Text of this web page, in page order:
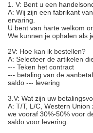
1. V: Bent u een
A: Wij zijn een fabrikant
ervaring.
U bent van harte welkom
We kunnen je ophalen als
2V: Hoe kan ik bestellen?
A: Selecteer de artikelen
--- Teken het contract
--- betaling van de
saldo --- levering
3.V: Wat zijn uw
A: T/T, L/C, Western
we vooraf 30%-50% voor
saldo voor levering.